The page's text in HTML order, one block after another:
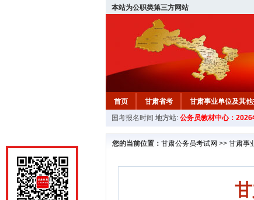
本站为公职类第三方网站
首页 甘肃省考 甘肃事业单位及其
国考报名时间 地方站: 公务员教材中心：
您的当前位置： 甘肃公务员考试网 >> 甘肃事